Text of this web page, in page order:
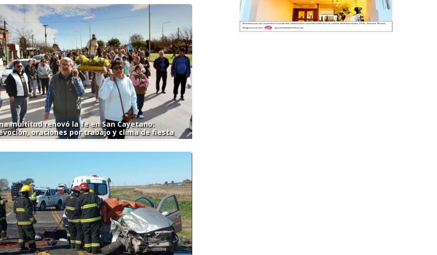
multitud renovó la fe en San Cayetano:
oraciones por trabajo y clima de fiesta